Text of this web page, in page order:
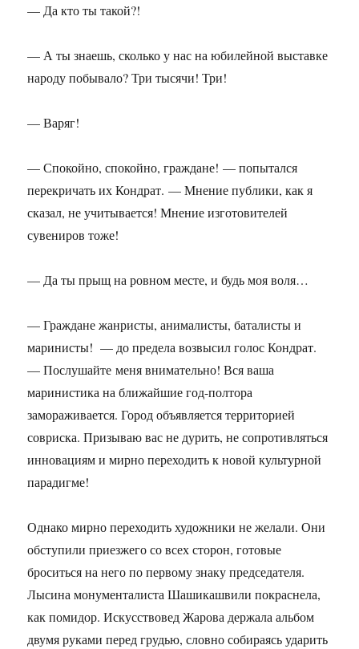
— Да кто ты такой?!
— А ты знаешь, сколько у нас на юбилейной выставке
народу побывало? Три тысячи! Три!
— Варяг!
— Спокойно, спокойно, граждане! — попытался
перекричать их Кондрат. — Мнение публики, как я
сказал, не учитывается! Мнение изготовителей
сувениров тоже!
— Да ты прыщ на ровном месте, и будь моя воля…
— Граждане жанристы, анималисты, баталисты и
маринисты! — до предела возвысил голос Кондрат.
— Послушайте меня внимательно! Вся ваша
маринистика на ближайшие год-полтора
замораживается. Город объявляется территорией
совриска. Призываю вас не дурить, не сопротивляться
инновациям и мирно переходить к новой культурной
парадигме!
Однако мирно переходить художники не желали. Они
обступили приезжего со всех сторон, готовые
броситься на него по первому знаку председателя.
Лысина монументалиста Шашикашвили покраснела,
как помидор. Искусствовед Жарова держала альбом
двумя руками перед грудью, словно собираясь ударить